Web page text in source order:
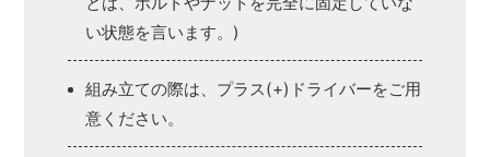
い状態を言います。)
組み立ての際は、プラス(+)ドライバーをご用
意ください。